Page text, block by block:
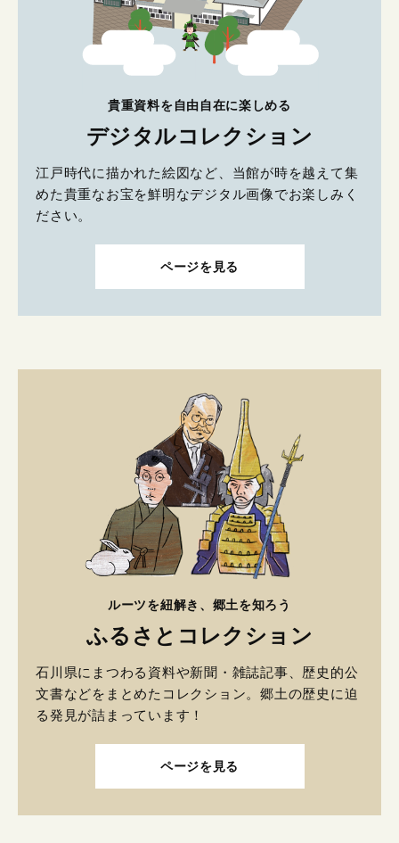
貴重資料を自由自在に楽しめる
デジタルコレクション
江戸時代に描かれた絵図など、当館が時を越えて集
めた貴重なお宝を鮮明なデジタル画像でお楽しみく
ださい。
ページを見る
ルーツを紐解き、郷土を知ろう
ふるさとコレクション
石川県にまつわる資料や新聞・雑誌記事、歴史的公
文書などをまとめたコレクション。郷土の歴史に迫
る発見が詰まっています！
ページを見る